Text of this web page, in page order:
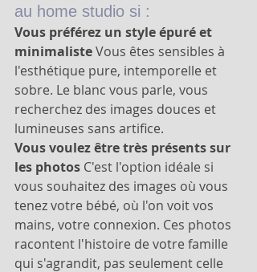
au home studio si :
Vous préférez un style épuré et
minimaliste Vous êtes sensibles à
l'esthétique pure, intemporelle et
sobre. Le blanc vous parle, vous
recherchez des images douces et
lumineuses sans artifice.
Vous voulez être très présents sur
les photos C'est l'option idéale si
vous souhaitez des images où vous
tenez votre bébé, où l'on voit vos
mains, votre connexion. Ces photos
racontent l'histoire de votre famille
qui s'agrandit, pas seulement celle